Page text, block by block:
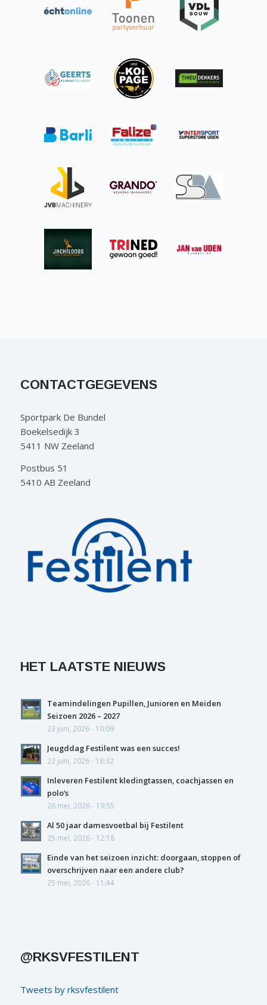
CONTACTGEGEVENS
Sportpark De Bundel
Boekelsedijk 3
5411 NW Zeeland
Postbus 51
5410 AB Zeeland
HET LAATSTE NIEUWS
Teamindelingen Pupillen, Junioren en Meiden
Seizoen 2026 – 2027
23 juni, 2026 - 10:09
Jeugddag Festilent was een succes!
22 juni, 2026 - 18:32
Inleveren Festilent kledingtassen, coachjassen en
polo’s
26 mei, 2026 - 19:55
Al 50 jaar damesvoetbal bij Festilent
25 mei, 2026 - 12:18
Einde van het seizoen inzicht: doorgaan, stoppen of
overschrijven naar een andere club?
25 mei, 2026 - 11:44
@RKSVFESTILENT
Tweets by rksvfestilent